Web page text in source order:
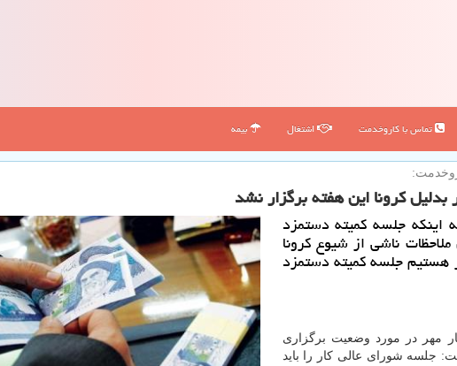
تماس با كاروخدمت اشتغال بیمه
كرونا این هفته برگزار نشد
اینكه جلسه كمیته دستمزد
ناشی از شیوع كرونا
هستیم جلسه كمیته دستمزد
مهر در مورد وضعیت برگزاری
جلسه شورای عالی كار را باید